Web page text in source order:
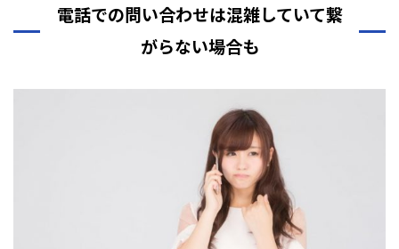
電話での問い合わせは混雑していて繋
がらない場合も